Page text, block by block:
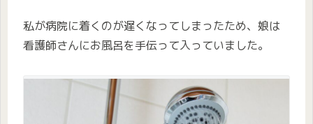
私が病院に着くのが遅くなってしまったため、娘は
看護師さんにお風呂を手伝って入っていました。